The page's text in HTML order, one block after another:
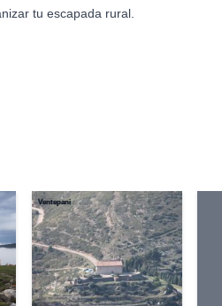
tu escapada rural.
Ventepani